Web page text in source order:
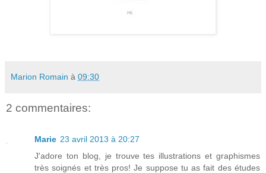
Marion Romain à 09:30
2 commentaires:
Marie 23 avril 2013 à 20:27
J'adore ton blog, je trouve tes illustrations et graphismes
très soignés et très pros! Je suppose tu as fait des études